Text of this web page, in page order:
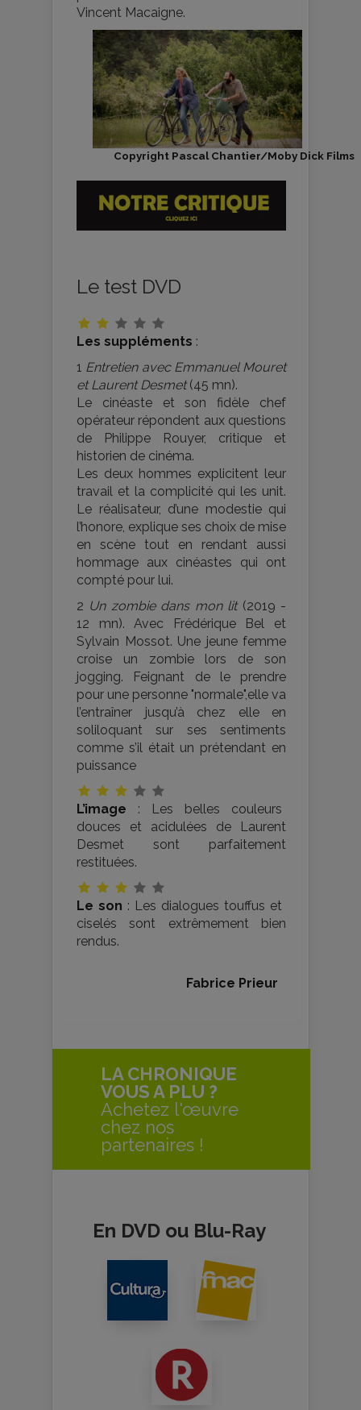
Vincent Macaigne.
Copyright Pascal Chantier/Moby Dick Films
Le test DVD
Les suppléments :
1 Entretien avec Emmanuel Mouret
et Laurent Desmet(45 mn).
Le cinéaste et son fidèle chef
opérateur répondent aux questions
de Philippe Rouyer, critique et
historien de cinéma.
Les deux hommes explicitent leur
travail et la complicité qui les unit.
Le réalisateur, d’une modestie qui
l’honore, explique ses choix de mise
en scène tout en rendant aussi
hommage aux cinéastes qui ont
compté pour lui.
2 Un zombie dans mon lit(2019 -
12 mn). Avec Frédérique Bel et
Sylvain Mossot. Une jeune femme
croise un zombie lors de son
jogging. Feignant de le prendre
pour une personne "normale",elle va
l’entraîner jusqu’à chez elle en
soliloquant sur ses sentiments
comme s’il était un prétendant en
puissance
L’image : Les belles couleurs
douces et acidulées de Laurent
Desmet sont parfaitement
restituées.
Le son : Les dialogues touffus et
ciselés sont extrêmement bien
rendus.
Fabrice Prieur
LA CHRONIQUE
VOUS A PLU ?
Achetez l'œuvre
chez nos
partenaires !
En DVD ou Blu-Ray